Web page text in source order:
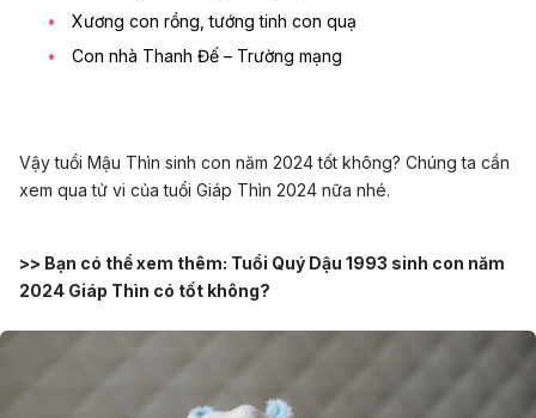
Xương con rồng, tướng tinh con quạ
Con nhà Thanh Đế – Trường mạng
Vậy tuổi Mậu Thìn sinh con năm 2024 tốt không? Chúng ta cần
xem qua tử vi của tuổi Giáp Thìn 2024 nữa nhé.
>> Bạn có thể xem thêm: Tuổi Quý Dậu 1993 sinh con năm
2024 Giáp Thìn có tốt không?